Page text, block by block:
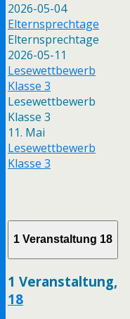
2026-05-04
Elternsprechtage
Elternsprechtage
2026-05-11
Lesewettbewerb
Klasse 3
Lesewettbewerb
Klasse 3
11. Mai
Lesewettbewerb
Klasse 3
1 Veranstaltung 18
1 Veranstaltung,
18